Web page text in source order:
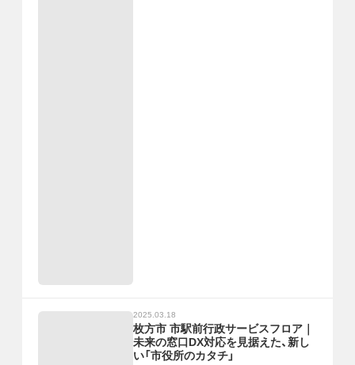
2025.03.18
枚方市 市駅前行政サービスフロア｜
未来の窓口DX対応を見据えた、新し
い「市役所のカタチ」